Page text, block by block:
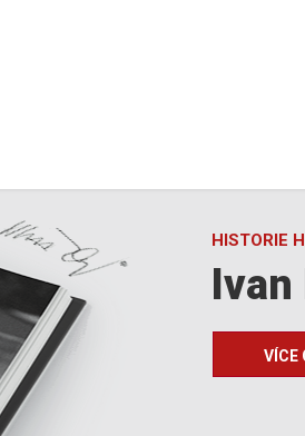
HISTORIE
VÍCE